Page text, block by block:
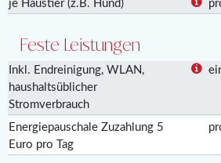
je Haustier (z.B. Hund)
Feste Leistungen
Inkl. Endreinigung, WLAN,
haushaltsüblicher
Stromverbrauch
Energiepauschale Zuzahlung 5
Euro pro Tag